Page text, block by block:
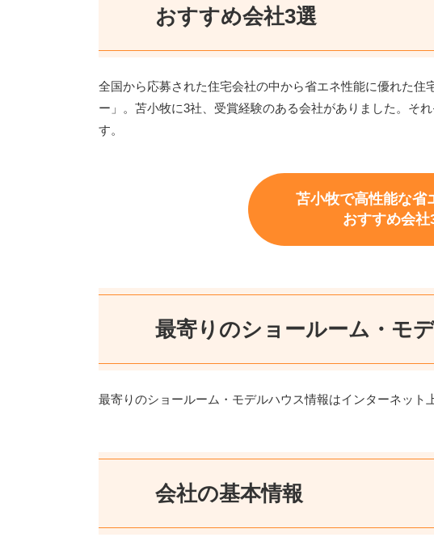
おすすめ会社3選
全国から応募された住宅会社の中から省エネ性能に優れた
ー」。苫小牧に3社、受賞経験のある会社がありました。そ
す。
苫小牧で高性能な省
おすすめ会
最寄りのショールーム・モ
最寄りのショールーム・モデルハウス情報はインターネット
会社の基本情報